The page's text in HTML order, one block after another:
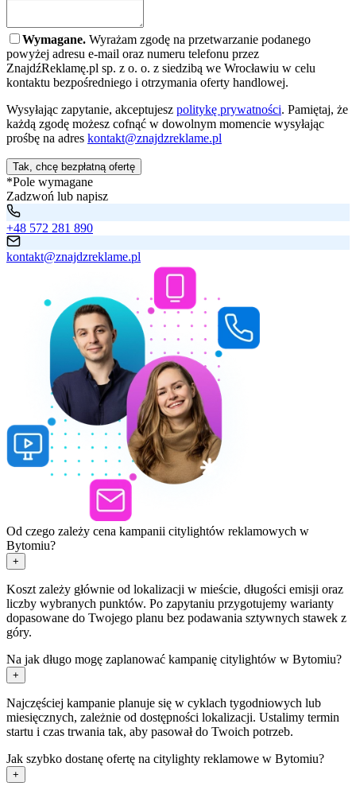
Wymagane. Wyrażam zgodę na przetwarzanie podanego
powyżej adresu e-mail oraz numeru telefonu przez
ZnajdźReklamę.pl sp. z o. o. z siedzibą we Wrocławiu w celu
kontaktu bezpośredniego i otrzymania oferty handlowej.
Wysyłając zapytanie, akceptujesz politykę prywatności. Pamiętaj, że
każdą zgodę możesz cofnąć w dowolnym momencie wysyłając
prośbę na adres kontakt@znajdzreklame.pl
Tak, chcę bezpłatną ofertę
*Pole wymagane
Zadzwoń lub napisz
+48 572 281 890
kontakt@znajdzreklame.pl
Od czego zależy cena kampanii citylightów reklamowych w
Bytomiu?
+
Koszt zależy głównie od lokalizacji w mieście, długości emisji oraz
liczby wybranych punktów. Po zapytaniu przygotujemy warianty
dopasowane do Twojego planu bez podawania sztywnych stawek z
góry.
Na jak długo mogę zaplanować kampanię citylightów w Bytomiu?
+
Najczęściej kampanie planuje się w cyklach tygodniowych lub
miesięcznych, zależnie od dostępności lokalizacji. Ustalimy termin
startu i czas trwania tak, aby pasował do Twoich potrzeb.
Jak szybko dostanę ofertę na citylighty reklamowe w Bytomiu?
+